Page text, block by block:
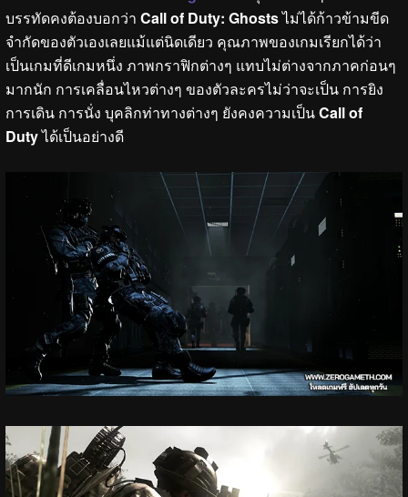
บรรทัดคงต้องบอกว่า Call of Duty: Ghostsไม่ได้ก้าวข้ามขีด
จำกัดของตัวเองเลยแม้แต่นิดเดียว คุณภาพของเกมเรียกได้ว่า
เป็นเกมที่ดีเกมหนึ่ง ภาพกราฟิกต่างๆ แทบไม่ต่างจากภาคก่อนๆ
มากนัก การเคลื่อนไหวต่างๆ ของตัวละครไม่ว่าจะเป็น การยิง
การเดิน การนั่ง บุคลิกท่าทางต่างๆ ยังคงความเป็นCall of
Dutyได้เป็นอย่างดี